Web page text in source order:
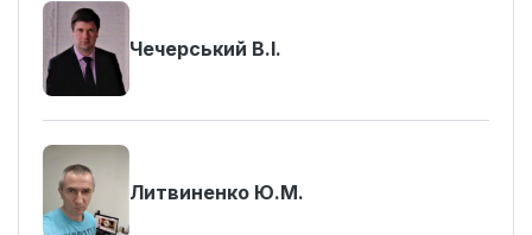
Чечерський В.І.
Литвиненко Ю.М.